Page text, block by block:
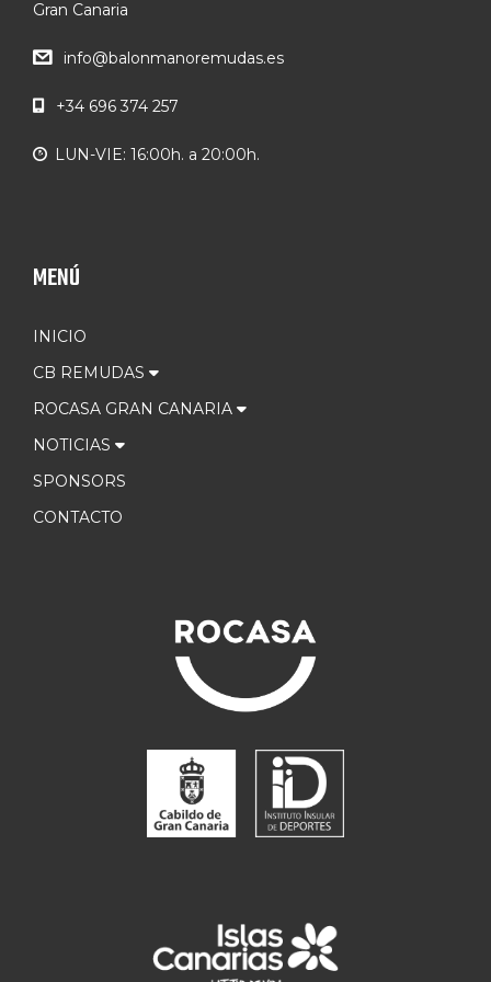
Gran Canaria
info@balonmanoremudas.es
+34 696 374 257
LUN-VIE: 16:00h. a 20:00h.
MENÚ
INICIO
CB REMUDAS
ROCASA GRAN CANARIA
NOTICIAS
SPONSORS
CONTACTO